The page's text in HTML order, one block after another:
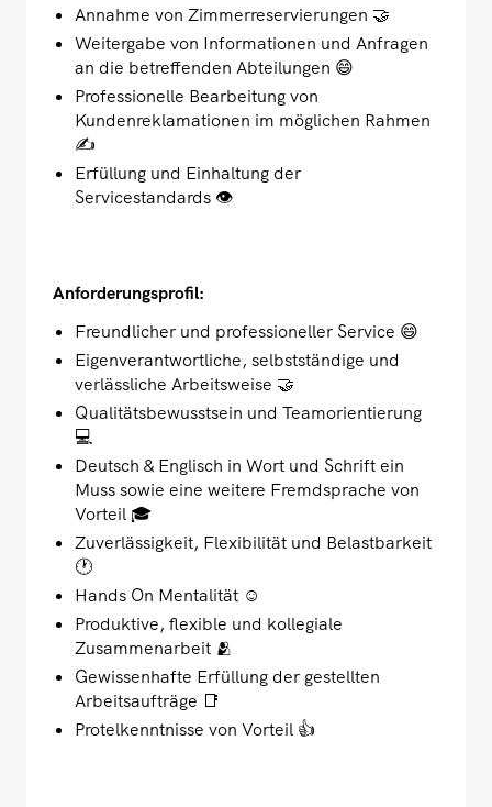
Annahme von Zimmerreservierungen 🤝
Weitergabe von Informationen und Anfragen
an die betreffenden Abteilungen 😄
Professionelle Bearbeitung von
Kundenreklamationen im möglichen Rahmen
✍️
Erfüllung und Einhaltung der
Servicestandards 👁️
Anforderungsprofil:
Freundlicher und professioneller Service 😄
Eigenverantwortliche, selbstständige und
verlässliche Arbeitsweise 🤝
Qualitätsbewusstsein und Teamorientierung
💻
Deutsch & Englisch in Wort und Schrift ein
Muss sowie eine weitere Fremdsprache von
Vorteil 🎓
Zuverlässigkeit, Flexibilität und Belastbarkeit
🕐
Hands On Mentalität ☺️
Produktive, flexible und kollegiale
Zusammenarbeit 🫂
Gewissenhafte Erfüllung der gestellten
Arbeitsaufträge 📑
Protelkenntnisse von Vorteil 👍